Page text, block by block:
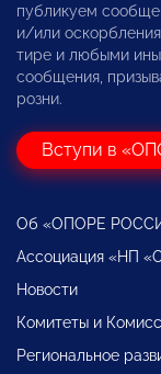
публикуем
и/или
тире и любыми
сообщения,
розни.
Вступи в
Об «ОПОРЕ
Ассоциация «НП
Новости
Комитеты и
Региональное